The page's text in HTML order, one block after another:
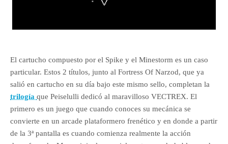
El cartucho compuesto por el Spike y el Minestorm es un caso
particular. Estos 2 títulos, junto al Fortress Of Narzod, que ya
salió en cartucho en su día bajo este mismo sello, completan la
trilogía que Peiselulli dedicó al maravilloso VECTREX. El
primero es un juego que cuando conoces su mecánica se
convierte en un arcade plataformero frenético y en donde a partir
de la 3ª pantalla es cuando comienza realmente la acción